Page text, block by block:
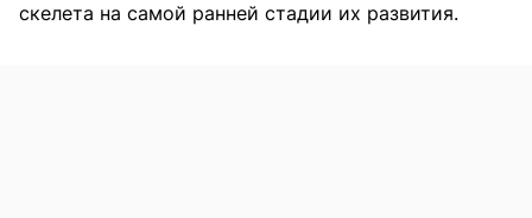
скелета на самой ранней стадии их развития.